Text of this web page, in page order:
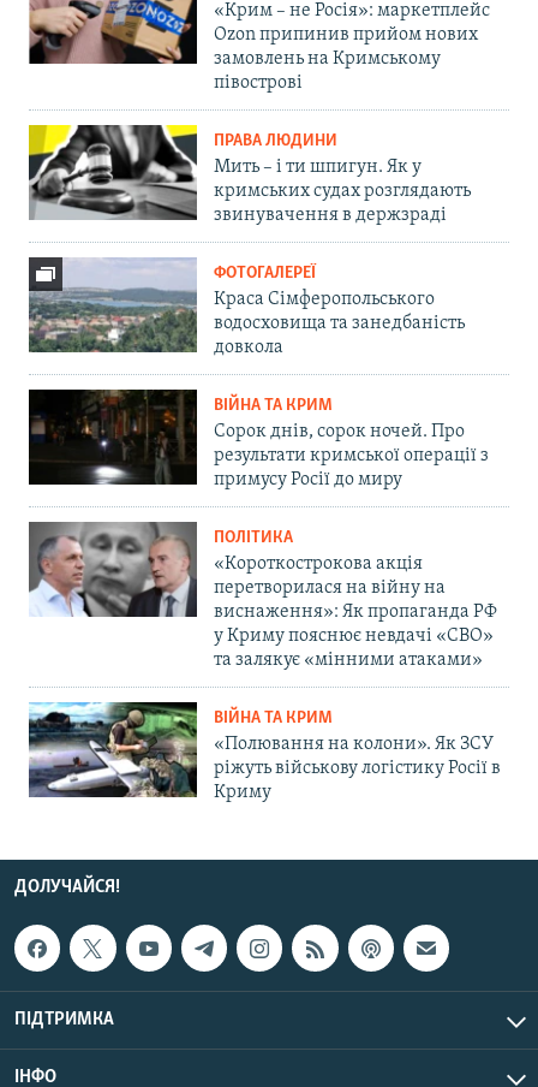
«Крим – не Росія»: маркетплейс
Ozon припинив прийом нових
замовлень на Кримському
півострові
ПРАВА ЛЮДИНИ
Мить – і ти шпигун. Як у
кримських судах розглядають
звинувачення в держзраді
ФОТОГАЛЕРЕЇ
Краса Сімферопольського
водосховища та занедбаність
довкола
ВІЙНА ТА КРИМ
Сорок днів, сорок ночей. Про
результати кримської операції з
примусу Росії до миру
ПОЛІТИКА
«Короткострокова акція
перетворилася на війну на
виснаження»: Як пропаганда РФ
у Криму пояснює невдачі «СВО»
та залякує «мінними атаками»
ВІЙНА ТА КРИМ
«Полювання на колони». Як ЗСУ
ріжуть військову логістику Росії в
Криму
ДОЛУЧАЙСЯ!
ПІДТРИМКА
ІНФО